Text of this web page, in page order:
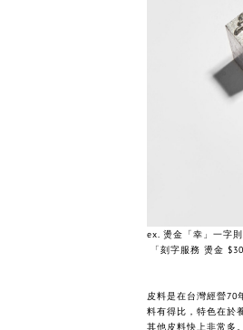
ex. 燙金「幸」一字
「刻字服務 燙金
皮料是在台灣經營70
料有得比，特色在於
其他皮料快上非常多。